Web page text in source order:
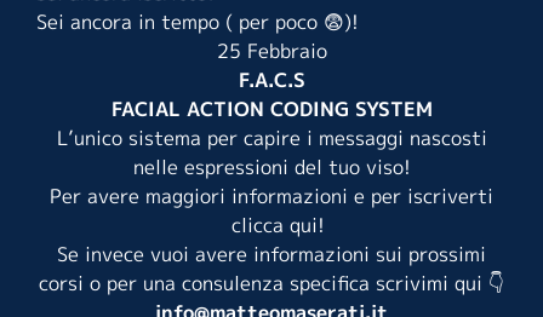
Sei ancora in tempo ( per poco 😨)!
25 Febbraio
F.A.C.S
FACIAL ACTION CODING SYSTEM
L’unico sistema per capire i messaggi nascosti
nelle espressioni del tuo viso!
Per avere maggiori informazioni e per iscriverti
clicca qui!
Se invece vuoi avere informazioni sui prossimi
corsi o per una consulenza specifica scrivimi qui 👇
info@matteomaserati.it